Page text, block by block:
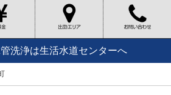
洗浄は生活水道センターへ